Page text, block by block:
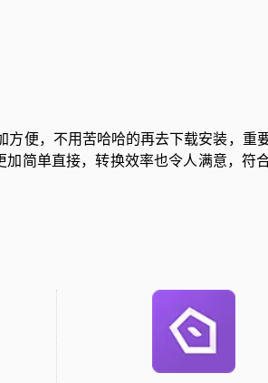
便，不用苦哈哈的再去下载安装，重
简单直接，转换效率也令人满意，符